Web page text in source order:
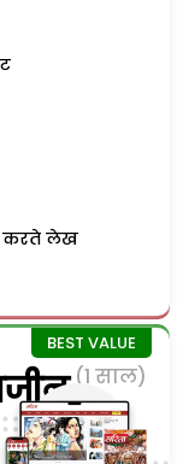
करते लेख
(1 साल)